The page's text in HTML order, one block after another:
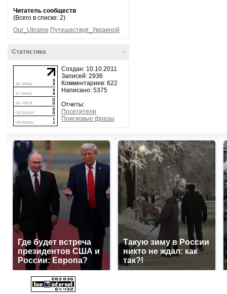
Читатель сообществ
(Всего в списке: 2)
Our_Ukraine Путешествуя_Украиной
-
Статистика
Создан: 10.10.2011
Записей: 2936
Комментариев: 622
Написано: 5375
Отчеты:
Посетители
Поисковые фразы
Где будет встреча
президентов США и
России: Европа?
Такую зиму в России
никто не ждал: как
так?!